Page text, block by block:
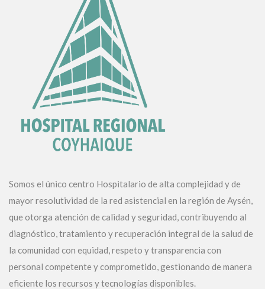
Somos el único centro Hospitalario de alta complejidad y de
mayor resolutividad de la red asistencial en la región de Aysén,
que otorga atención de calidad y seguridad, contribuyendo al
diagnóstico, tratamiento y recuperación integral de la salud de
la comunidad con equidad, respeto y transparencia con
personal competente y comprometido, gestionando de manera
eficiente los recursos y tecnologías disponibles.